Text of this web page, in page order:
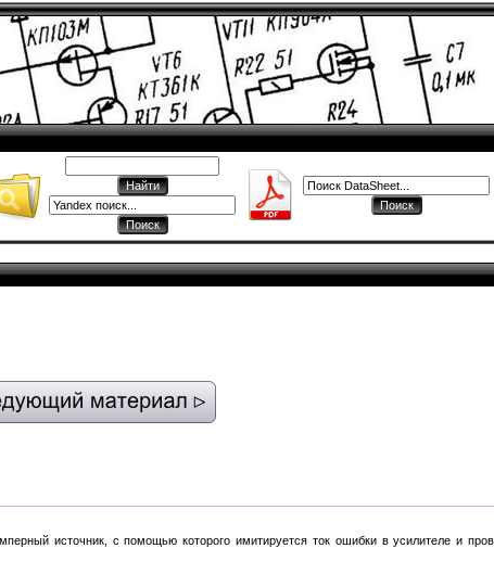
источник, с помощью которого имитируется ток ошибки в усилителе и